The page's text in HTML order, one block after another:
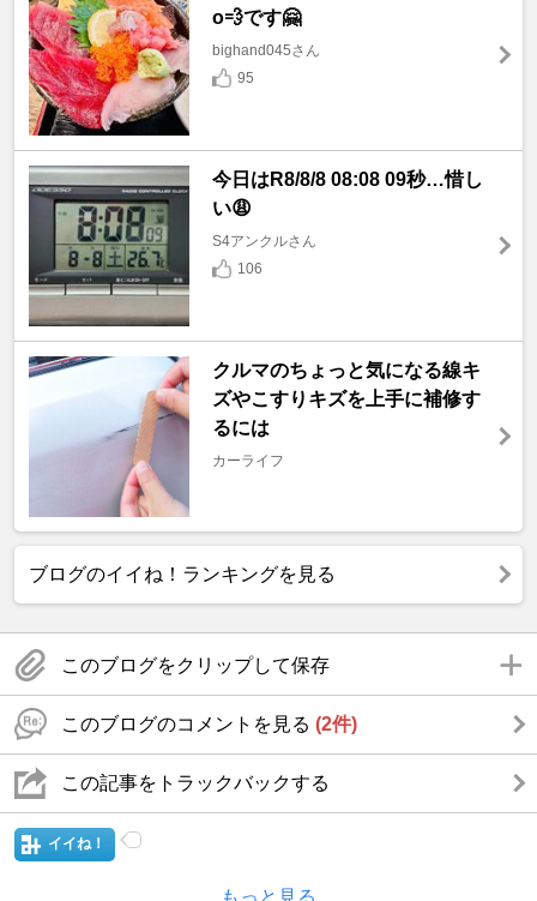
o💨です🤗
bighand045さん
95
今日はR8/8/8 08:08 09秒…惜し
い😩
S4アンクルさん
106
クルマのちょっと気になる線キ
ズやこすりキズを上手に補修す
るには
カーライフ
ブログのイイね！ランキングを見る
このブログをクリップして保存
このブログのコメントを見る (2件)
この記事をトラックバックする
イイね！
もっと見る